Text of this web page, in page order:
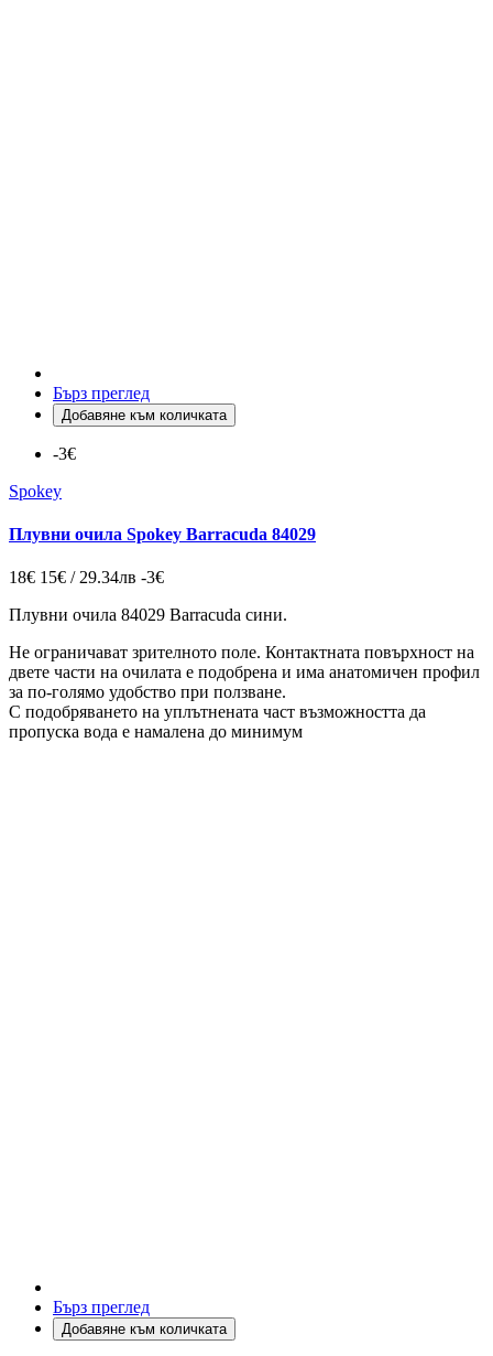
Бърз преглед
Добавяне към количката
-3€
Spokey
Плувни очила Spokey Barracuda 84029
18€ 15€ / 29.34лв -3€
Плувни очила 84029 Barracuda сини.
Не ограничават зрителното поле. Контактната повърхност на
двете части на очилата е подобрена и има анатомичен профил
за по-голямо удобство при ползване.
С подобряването на уплътнената част възможността да
пропуска вода е намалена до минимум
Бърз преглед
Добавяне към количката